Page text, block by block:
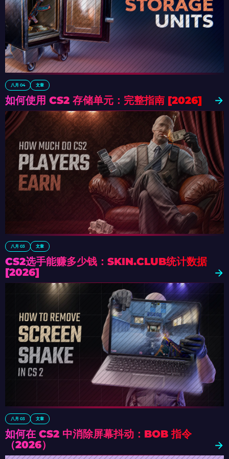
八月 04 文章
如何使用 CS2 存储单元：完整指南 [2026]
八月 03 文章
CS2选手能赚多少钱：SKIN.CLUB统计数据
[2026]
八月 03 文章
如何在 CS2 中消除屏幕抖动：BOB 指令
（2026）